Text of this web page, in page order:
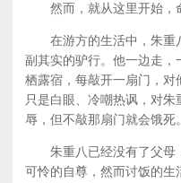
然而，就从这里开始，
在游方的生活中，朱重
副其实的驴行。他一边走，
栖露宿，每敲开一扇门，对
只是白眼、冷嘲热讽，对
辱，但不敲那扇门就会饿死。
朱重八已经没有了父母
可怜的自尊，然而讨饭的